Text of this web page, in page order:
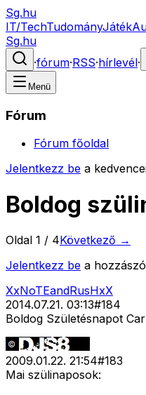
Sg.hu
IT/TechTudományJáték
Sg.hu
·fórum·RSS·hírlevél·
Menü
Fórum
Fórum főoldal
Jelentkezz be a
Boldog
Oldal 1 / 4Következő →
Jelentkezz be a
XxNoTEandRusHxX
2014.07.21. 03:13#184
Boldog Születésnapot
2009.01.22. 21:54#183
Mai szülinaposok: